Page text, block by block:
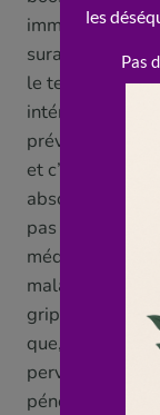
immunitaire
suractivé ». Le
le terrain et les
intéressant,
prévient » pas
et c’est
absolument,
pas prendre du
médecine
maladie aiguë,
grippe, une
que, dans la
perverse »
pénétré » le